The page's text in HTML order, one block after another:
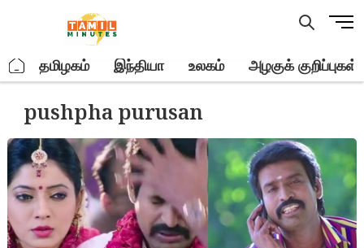
M
u
t
o
. தமிழகம் இந்தியா உலகம் அழகுக் குறிப்புகள்
pushpha purusan